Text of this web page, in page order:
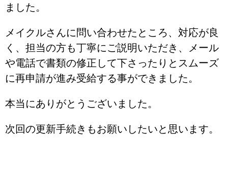
ました。
メイクルさんに問い合わせたところ、対応が良
く、担当の方も丁寧にご説明いただき、メール
や電話で書類の修正して下さったりとスムーズ
に再申請が進み受給する事ができました。
本当にありがとうございました。
次回の更新手続きもお願いしたいと思います。